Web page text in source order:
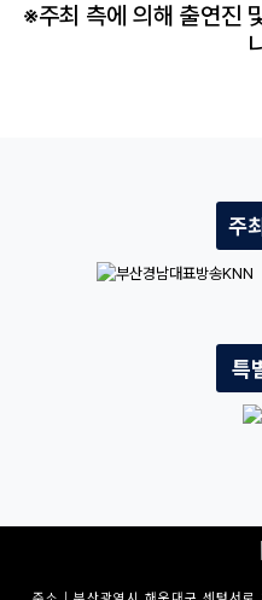
※주최 측에 의해 출연진
주
특